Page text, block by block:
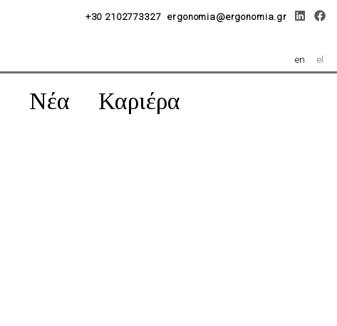
+30 2102773327 ergonomia@ergonomia.gr
en el
Νέα Καριέρα